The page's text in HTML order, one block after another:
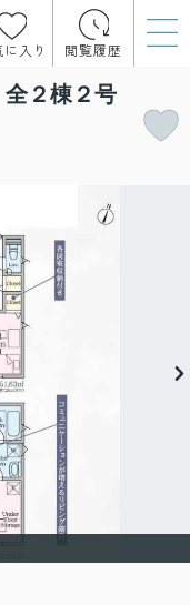
入り 閲覧履歴
２棟２号